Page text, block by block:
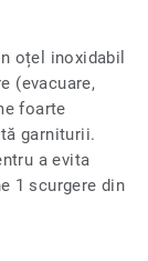
oțel inoxidabil
(evacuare,
foarte
garniturii.
a evita
1 scurgere din